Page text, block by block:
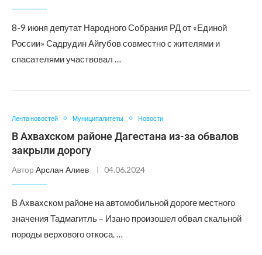
8-9 июня депутат Народного Собрания РД от «Единой
России» Садрудин Айгубов совместно с жителями и
спасателями участвовал …
Лента новостей Муниципалитеты Новости
В Ахвахском районе Дагестана из-за обвалов
закрыли дорогу
Автор Арслан Алиев 04.06.2024
В Ахвахском районе на автомобильной дороге местного
значения Тадмагитль – Изано произошел обвал скальной
породы верхового откоса. …